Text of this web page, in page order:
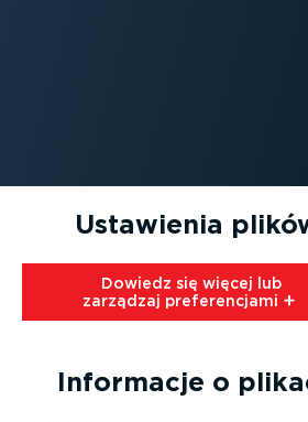
Ustawienia
Dowiedz się więcej lub
zarządzaj prefe­ren­cjami⁠
Informacje o